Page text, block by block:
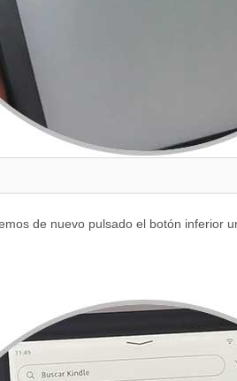
de nuevo pulsado el botón inferior